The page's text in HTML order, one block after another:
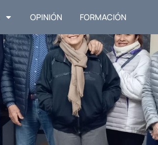
OPINIÓN FORMACIÓN